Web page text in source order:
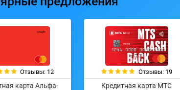
Отзывы: 12
карта Альфа-
Отзывы: 19
Кредитная карта МТС